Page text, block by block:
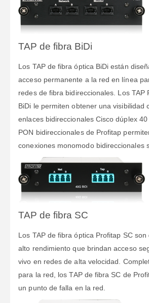
TAP de fibra BiDi
Los TAP de fibra óptica BiDi están
acceso permanente a la red en línea
redes de fibra bidireccionales. Los TAP
BiDi le permiten obtener una visibilidad
enlaces bidireccionales Cisco dúplex
PON bidireccionales de Profitap
conexiones monomodo bidireccionales
TAP de fibra SC
Los TAP de fibra óptica Profitap SC son
alto rendimiento que brindan acceso
vivo en redes de alta velocidad.
para la red, los TAP de fibra SC de
un punto de falla en la red.